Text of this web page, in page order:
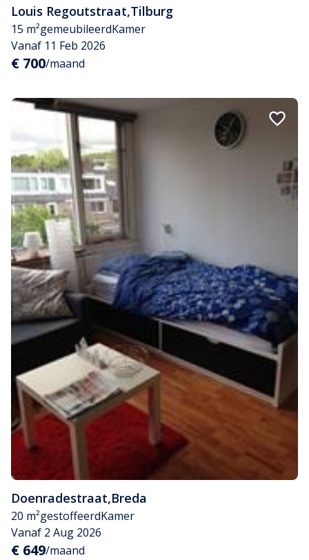
Louis Regoutstraat,Tilburg
15 m²gemeubileerdKamer
Vanaf 11 Feb 2026
€ 700/maand
Doenradestraat,Breda
20 m²gestoffeerdKamer
Vanaf 2 Aug 2026
€ 649/maand